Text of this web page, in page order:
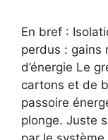
En bref :
perdus : gains
d’énergie Le
cartons et de
passoire
plonge. Juste